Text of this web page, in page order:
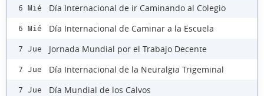
6 Mié Día Internacional de ir Caminando al Colegio
6 Mié Día Internacional de Caminar a la Escuela
7 Jue Jornada Mundial por el Trabajo Decente
7 Jue Día Internacional de la Neuralgia Trigeminal
7 Jue Día Mundial de los Calvos